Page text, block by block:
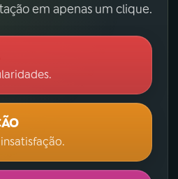
em apenas um clique.